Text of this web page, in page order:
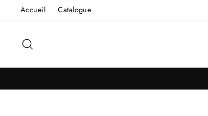
Passer
au
Accueil Catalogue